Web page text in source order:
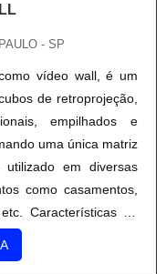
- SP
vídeo wall, é um
de retroprojeção,
empilhados e
uma única matriz
em diversas
como casamentos,
Características do
em uma série